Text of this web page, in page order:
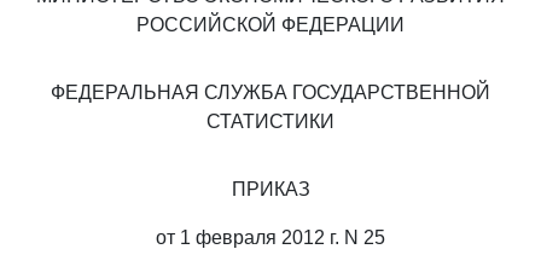
РОССИЙСКОЙ ФЕДЕРАЦИИ
ФЕДЕРАЛЬНАЯ СЛУЖБА ГОСУДАРСТВЕННОЙ
СТАТИСТИКИ
ПРИКАЗ
от 1 февраля 2012 г. N 25